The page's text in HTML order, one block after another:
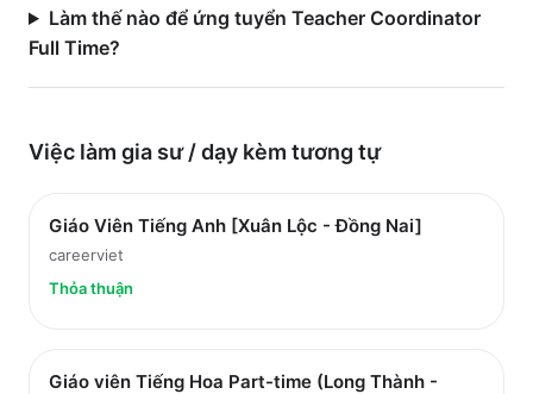
Làm thế nào để ứng tuyển Teacher Coordinator
Full Time?
Việc làm gia sư / dạy kèm tương tự
Giáo Viên Tiếng Anh [Xuân Lộc - Đồng Nai]
careerviet
Thỏa thuận
Giáo viên Tiếng Hoa Part-time (Long Thành -